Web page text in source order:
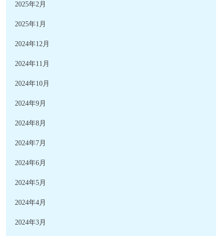
2025年2月
2025年1月
2024年12月
2024年11月
2024年10月
2024年9月
2024年8月
2024年7月
2024年6月
2024年5月
2024年4月
2024年3月